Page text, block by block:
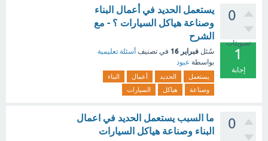
0
تصويتات
1
إجابة
يستعمل الحديد في أعمال البناء
وصناعة هياكل السيارات ؟ - مع
الشرح
سُئل فبراير 16 في تصنيف أسئلة تعليمية
بواسطة عبود
يستعمل الحديد أعمال
البناء
وصناعة
هياكل السيارات
0
ما السبب يستعمل الحديد في اعمال
البناء وصناعة هياكل السيارات